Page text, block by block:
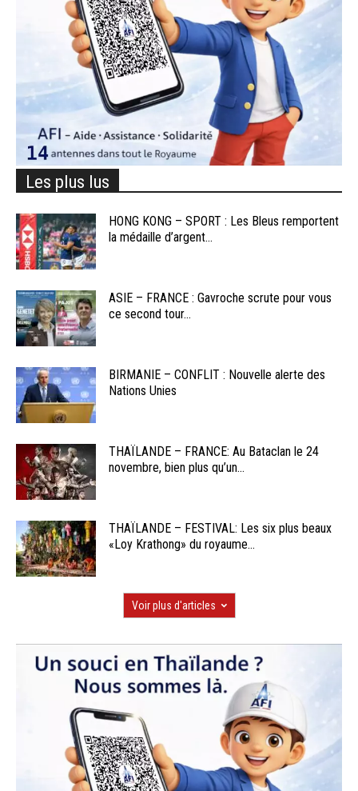
Les plus lus
HONG KONG – SPORT : Les Bleus remportent
la médaille d’argent...
ASIE – FRANCE : Gavroche scrute pour vous
ce second tour...
BIRMANIE – CONFLIT : Nouvelle alerte des
Nations Unies
THAÏLANDE – FRANCE: Au Bataclan le 24
novembre, bien plus qu’un...
THAÏLANDE – FESTIVAL: Les six plus beaux
«Loy Krathong» du royaume...
Voir plus d'articles